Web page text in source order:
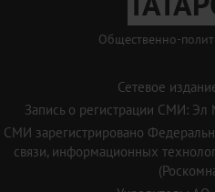
Общественно-
Сетевое
Запись о регистрации СМИ:
СМИ зарегистрировано
связи, информационных